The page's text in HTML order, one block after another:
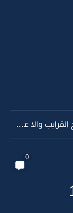
رواية ما ادري القاها من جرح القرايب والا عذاب الاحباب...
0